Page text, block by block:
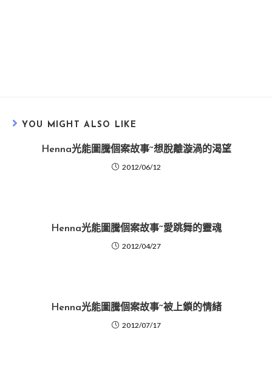
YOU MIGHT ALSO LIKE
Henna光能圖騰個案故事~想脫離漩渦的渴望
2012/06/12
Henna光能圖騰個案故事~愛跳舞的靈魂
2012/04/27
Henna光能圖騰個案故事~被上鎖的情緒
2012/07/17